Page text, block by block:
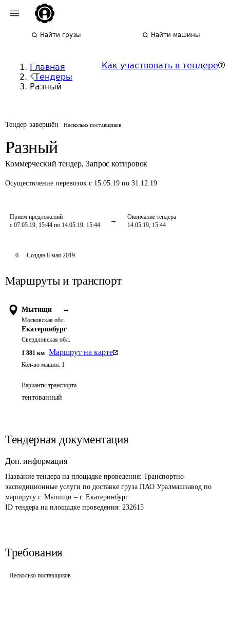
Найти грузы Найти машины
Главная
Тендеры
Разный
Как участвовать в тендере
Тендер завершён Несколько поставщиков
Разный
Коммерческий тендер, Запрос котировок
Осуществление перевозок с 15.05.19 по 31.12.19
Приём предложений
с 07.05.19, 15:44 по 14.05.19, 15:44
Окончание тендера
14.05.19, 15:44
0 Создан 8 мая 2019
Маршруты и транспорт
Мытищи →
Московская обл.
Екатеринбург
Свердловская обл.
1 881 км Маршрут на карте
Кол-во машин: 1
Варианты транспорта
тентованный
Тендерная документация
Доп. информация
Название тендера на площадке проведения: Транспортно-
экспедиционные услуги по доставке груза ПАО Уралмашзавод по
маршруту г. Мытищи – г. Екатеринбург.
ID тендера на площадке проведения: 232615
Требования
Несколько поставщиков